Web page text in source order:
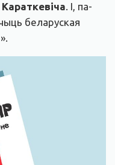
Караткевіча. І, па-
беларуская